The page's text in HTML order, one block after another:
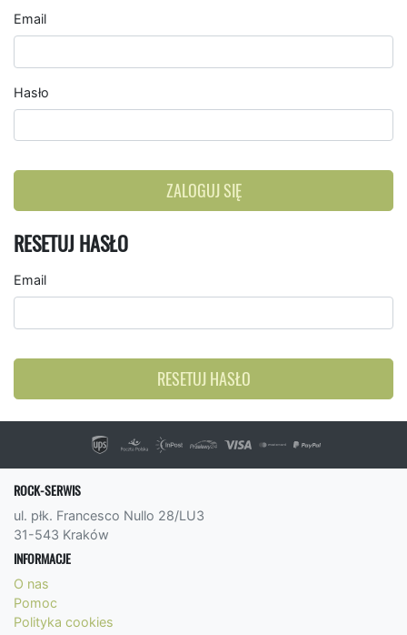
Email
Hasło
ZALOGUJ SIĘ
RESETUJ HASŁO
Email
RESETUJ HASŁO
ROCK-SERWIS
ul. płk. Francesco Nullo 28/LU3
31-543 Kraków
INFORMACJE
O nas
Pomoc
Polityka cookies